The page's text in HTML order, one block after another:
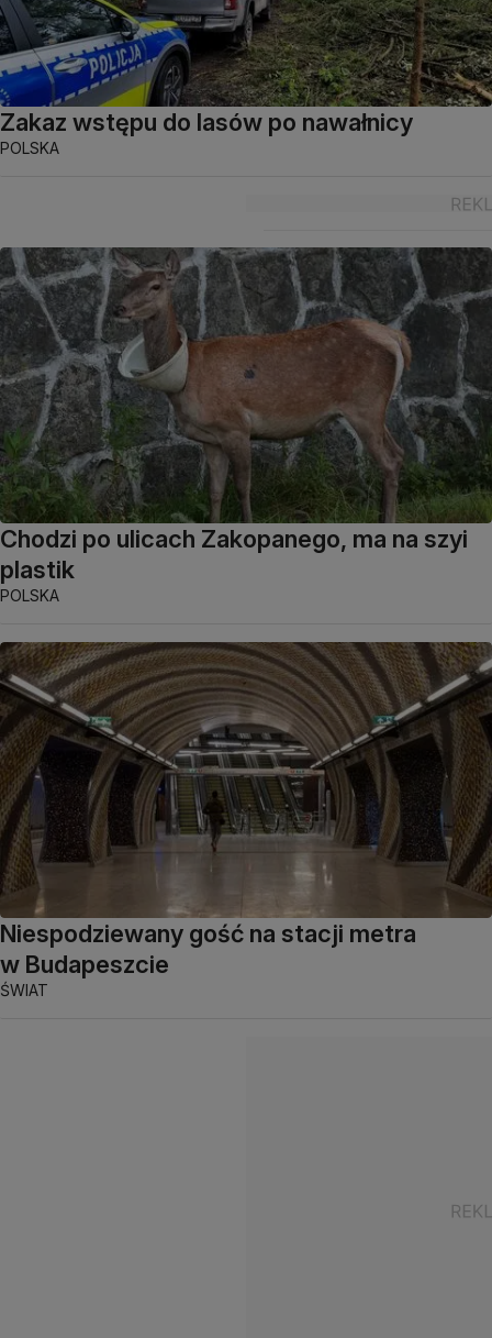
Zakaz wstępu do lasów po nawałnicy
POLSKA
Chodzi po ulicach Zakopanego, ma na szyi
plastik
POLSKA
Niespodziewany gość na stacji metra
w Budapeszcie
ŚWIAT